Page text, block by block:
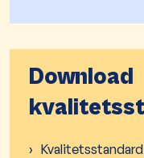
Download